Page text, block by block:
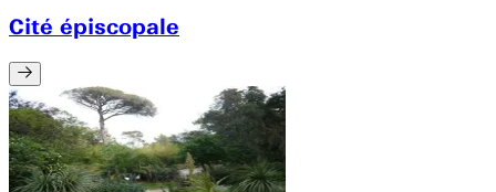
Cité épiscopale